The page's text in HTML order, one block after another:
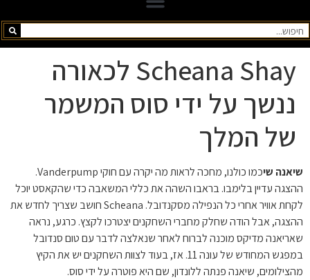
Scheana Shay לכאורה
ננשך על ידי סוס המשמר
של המלך
שיאנה שי
כמו כולנו, מחכה לראות מה יקרה עם חוקי Vanderpump.
ההצגה עדיין בלימבו. בראבו השהה את כללי המשאבה כדי שהקאסט יוכל
לקחת אוויר אחרי כל הנפילה מסקנדובל. Scheana חושב שצריך לחדש את
ההצגה, אבל הודה שחלק מחברי השחקנים יצטרכו לקצץ. כרגע, נראה
שאריאנה מדיקס מוכנה לברוח לאחר שנאלצה לדבר עם טום סנדובל
במפגש המחודש של עונה 11. אז, בעוד לצוות השחקנים יש את הקיץ
מהצילומים, שיאנה פנתה ללונדון, שם היא פוטרה על ידי סוס.